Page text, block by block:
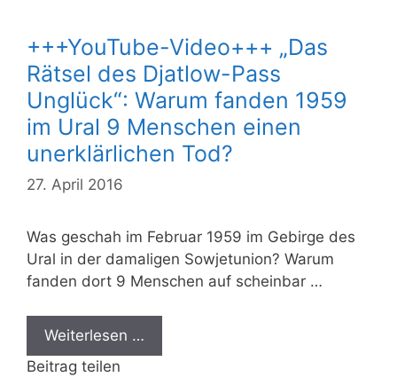
+++YouTube-Video+++ „Das
Rätsel des Djatlow-Pass
Unglück“: Warum fanden 1959
im Ural 9 Menschen einen
unerklärlichen Tod?
27. April 2016
Was geschah im Februar 1959 im Gebirge des
Ural in der damaligen Sowjetunion? Warum
fanden dort 9 Menschen auf scheinbar …
Weiterlesen …
Beitrag teilen